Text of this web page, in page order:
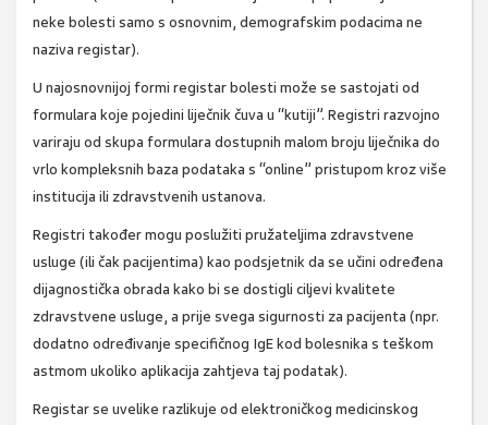
neke bolesti samo s osnovnim, demografskim podaci­ma ne
naziva registar).
U najosnovnijoj formi registar bolesti može se sastojati od
formulara koje pojedini liječnik čuva u “kutiji”. Registri razvojno
variraju od skupa for­mulara dostupnih malom broju liječnika do
vrlo kompleksnih baza podataka s “online” pristu­pom kroz više
institucija ili zdravstvenih ustanova.
Registri također mogu poslužiti pružateljima zdravstvene
usluge (ili čak pacijentima) kao pod­sjetnik da se učini određena
dijagnostička obrada kako bi se dostigli ciljevi kvalitete
zdravstvene usluge, a prije svega sigurnosti za pacijenta (npr.
dodatno određivanje specifičnog IgE kod bolesn­ika s teškom
astmom ukoliko aplikacija zahtjeva taj podatak).
Registar se uvelike razlikuje od elektroničkog medicinskog